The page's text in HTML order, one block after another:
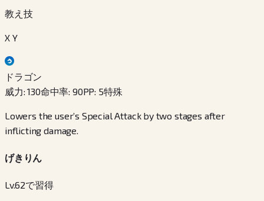
教え技
X Y
ドラゴン
威力:130命中率: 90PP: 5特殊
Lowers the user’s Special Attack by two stages after
inflicting damage.
げきりん
Lv.62で習得